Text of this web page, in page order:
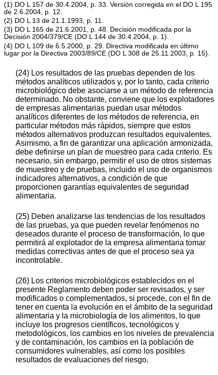
(1) DO L 157 de 30.4.2004, p. 33. Versión corregida en el DO L 195
de 2.6.2004, p. 12.
(2) DO L 13 de 21.1.1993, p. 11.
(3) DO L 165 de 21.6.2001, p. 48. Decisión modificada por la
Decisión 2004/379/CE (DO L 144 de 30.4.2004, p. 1).
(4) DO L 109 de 6.5.2000, p. 29. Directiva modificada en último
lugar por la Directiva 2003/89/CE (DO L 308 de 25.11.2003, p. 15).
(24) Los resultados de las pruebas dependen de los
métodos analíticos utilizados y, por lo tanto, cada criterio
microbiológico debe asociarse a un método de referencia
determinado. No obstante, conviene que los explotadores
de empresas alimentarias puedan usar métodos
analíticos diferentes de los métodos de referencia, en
particular métodos más rápidos, siempre que estos
métodos alternativos produzcan resultados equivalentes.
Asimismo, a fin de garantizar una aplicación armonizada,
debe definirse un plan de muestreo para cada criterio. Es
necesario, sin embargo, permitir el uso de otros sistemas
de muestreo y de pruebas, incluido el uso de organismos
indicadores alternativos, a condición de que
proporcionen garantías equivalentes de seguridad
alimentaria.
(25) Deben analizarse las tendencias de los resultados
de las pruebas, ya que pueden revelar fenómenos no
deseados durante el proceso de transformación, lo que
permitirá al explotador de la empresa alimentaria tomar
medidas correctivas antes de que el proceso sea ya
incontrolable.
(26) Los criterios microbiológicos establecidos en el
presente Reglamento deben poder ser revisados, y ser
modificados o complementados, si procede, con el fin de
tener en cuenta la evolución en el ámbito de la seguridad
alimentaria y la microbiología de los alimentos, lo que
incluye los progresos científicos, tecnológicos y
metodológicos, los cambios en los niveles de prevalencia
y de contaminación, los cambios en la población de
consumidores vulnerables, así como los posibles
resultados de evaluaciones del riesgo.